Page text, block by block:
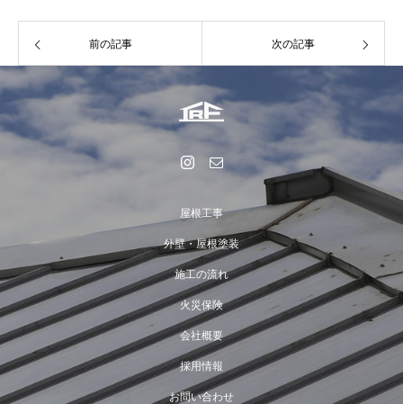
前の記事 次の記事
屋根工事
外壁・屋根塗装
施工の流れ
火災保険
会社概要
採用情報
お問い合わせ